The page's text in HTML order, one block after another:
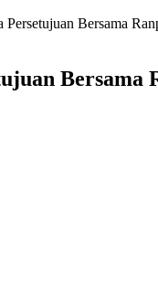
Persetujuan Bersama
Bersama